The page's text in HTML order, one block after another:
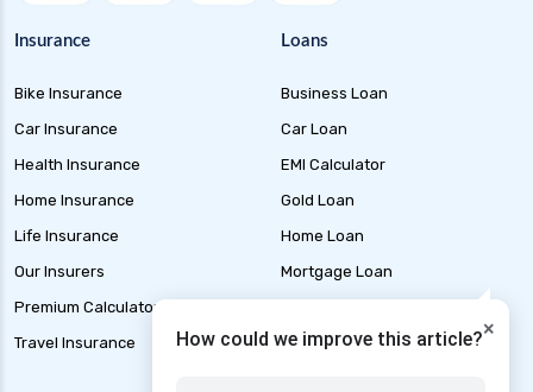
health insurance patna
health insurance portability
×
How could we improve this article?
Insurance
Bike Insurance
Car Insurance
Health Insurance
Home Insurance
Life Insurance
Our Insurers
Premium Calculator
Travel Insurance
Loans
Business Loan
Car Loan
EMI Calculator
Gold Loan
Home Loan
Mortgage Loan
Short Term Loan